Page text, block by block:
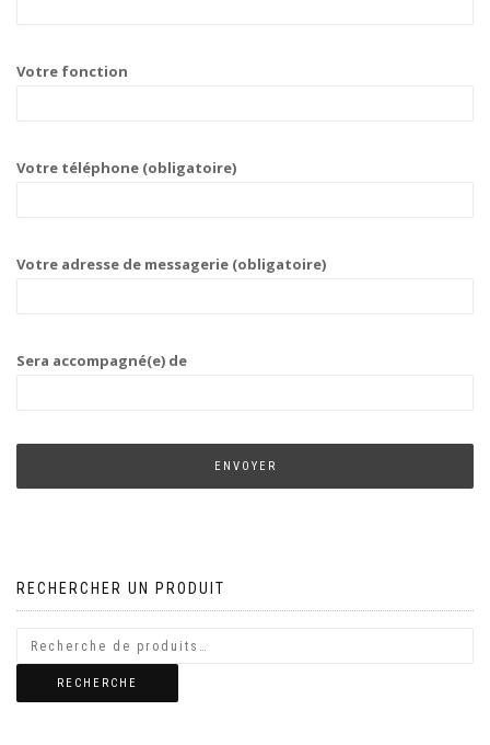
Votre fonction
Votre téléphone (obligatoire)
Votre adresse de messagerie (obligatoire)
Sera accompagné(e) de
RECHERCHER UN PRODUIT
RECHERCHE